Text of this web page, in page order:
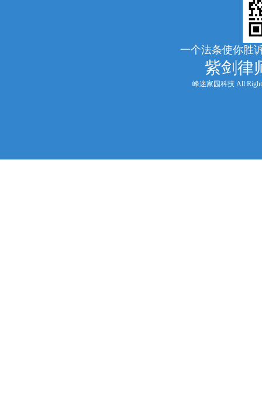
一个法条使你胜
紫剑律
峰迷家园科技 All